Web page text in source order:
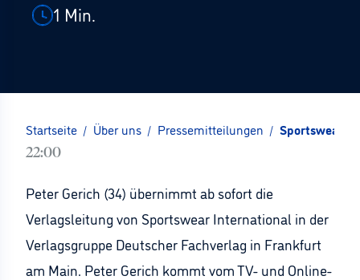
1 Min.
Startseite / Über uns / Pressemitteilungen / Sportswear
22:00
Peter Gerich (34) übernimmt ab sofort die
Verlagsleitung von Sportswear International in der
Verlagsgruppe Deutscher Fachverlag in Frankfurt
am Main. Peter Gerich kommt vom TV- und Online-